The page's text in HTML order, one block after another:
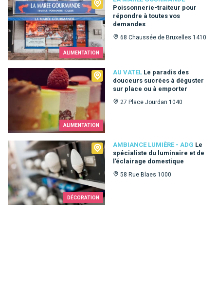
ALIMENTATION
Poissonnerie-traiteur pour
répondre à toutes vos
demandes
68 Chaussée de Bruxelles 1410
ALIMENTATION
AU VATEL Le paradis des
douceurs sucrées à déguster
sur place ou à emporter
27 Place Jourdan 1040
DÉCORATION
AMBIANCE LUMIÈRE - ADG Le
spécialiste du luminaire et de
l’éclairage domestique
58 Rue Blaes 1000
Ambiance Lumière - ADG